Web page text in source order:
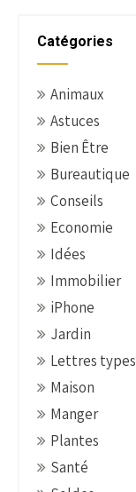
Catégories
Animaux
Astuces
Bien Être
Bureautique
Conseils
Economie
Idées
Immobilier
iPhone
Jardin
Lettres types
Maison
Manger
Plantes
Santé